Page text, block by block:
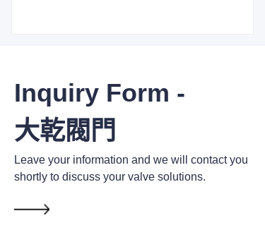
Inquiry Form -
大乾閥門
Leave your information and we will contact you
shortly to discuss your valve solutions.